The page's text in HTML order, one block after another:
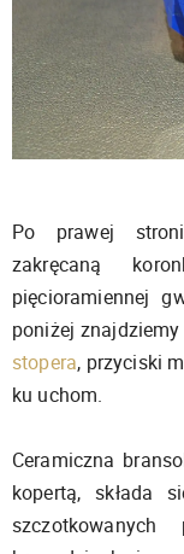
Po prawej
zakręcaną
pięcioramiennej
poniżej
stopera, przyciski
ku uchom.
Ceramiczna
kopertą, składa
szczotkowanych